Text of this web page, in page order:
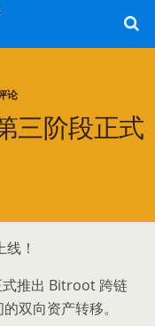
论
三阶段正式
！
式推出 Bitroot 跨链
双向资产转移。